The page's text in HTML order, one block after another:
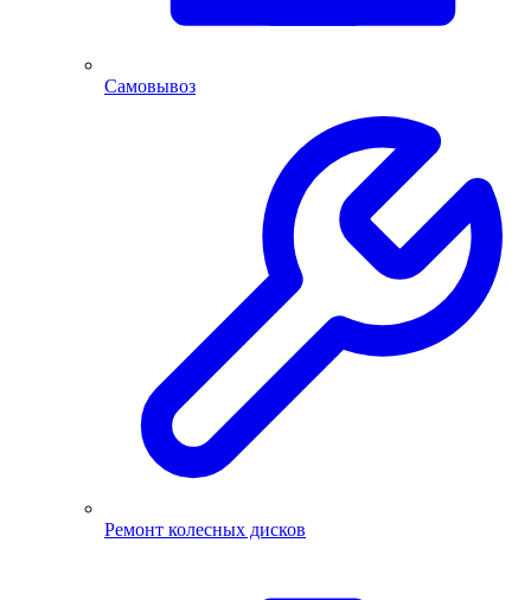
Самовывоз
Ремонт колесных дисков